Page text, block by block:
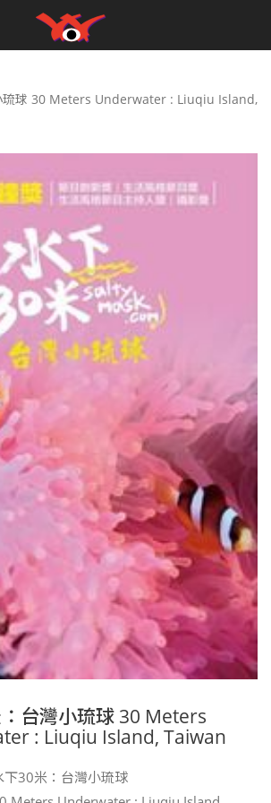
琉球 30 Meters Underwater : Liuqiu Island,
台灣小琉球 30 Meters
: Liuqiu Island, Taiwan
下30米：台灣小琉球